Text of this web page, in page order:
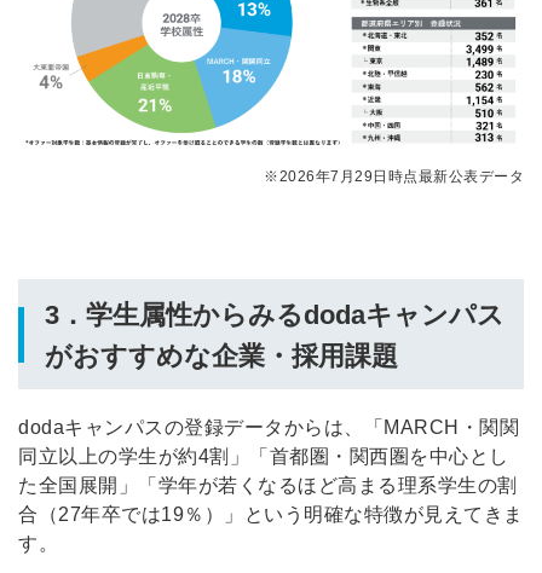
※2026年7月29日時点最新公表データ
3．学生属性からみるdodaキャンパス
がおすすめな企業・採用課題
dodaキャンパスの登録データからは、「MARCH・関関
同立以上の学生が約4割」「首都圏・関西圏を中心とし
た全国展開」「学年が若くなるほど高まる理系学生の割
合（27年卒では19％）」という明確な特徴が見えてきま
す。